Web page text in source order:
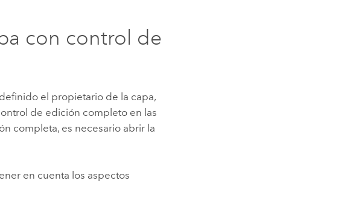
con control de
el propietario de la capa,
de edición completo en las
completa, es necesario abrir la
en cuenta los aspectos